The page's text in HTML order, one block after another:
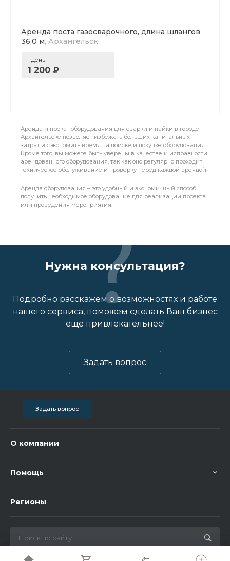
Аренда поста газосварочного, длина шлангов
36,0 м, Архангельск
1 день
1 200 ₽
Аренда и прокат оборудования для сварки и пайки в городе
Архангельске позволяет избежать больших капитальных
затрат и сэкономить время на поиске и покупке оборудования.
Кроме того, вы можете быть уверены в качестве и исправности
арендованного оборудования, так как оно регулярно проходит
техническое обслуживание и проверку перед каждой арендой.
Аренда оборудования – это удобный и экономичный способ
получить необходимое оборудование для реализации проекта
или проведения мероприятия.
Нужна консультация?
Подробно расскажем о возможностях и работе
нашего сервиса, поможем сделать Ваш бизнес
еще привлекательнее!
Задать вопрос
Задать вопрос
О компании
Помощь
Регионы